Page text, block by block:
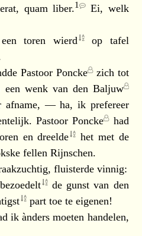
quam liber.1
Ei, welk
een toren wierd op tafel
Pastoor Poncke zich tot
een wenk van den Baljuw
afname, — ha, ik prefereer
Pastoor Poncke had
endreelde
het met de
fellen Rijnschen.
fluisterde vinnig:
bezoedelt de gunst van den
part toe te eigenen!
ànders moeten handelen,